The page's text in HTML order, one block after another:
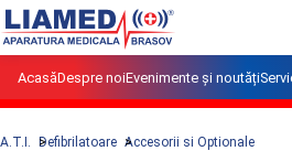
AcasăDespre noiEvenimente și noutăți
A.T.I. Defibrilatoare Accesorii si Optionale